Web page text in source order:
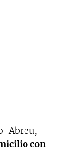
Abreu,
con